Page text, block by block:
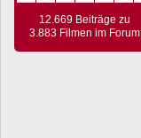
12.669 Beiträge zu
3.883 Filmen im Forum